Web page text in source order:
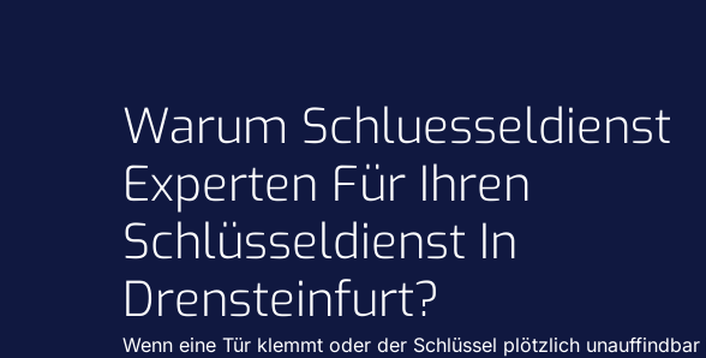
Warum Schluesseldienst
Experten Für Ihren
Schlüsseldienst In
Drensteinfurt?
Wenn eine Tür klemmt oder der Schlüssel plötzlich